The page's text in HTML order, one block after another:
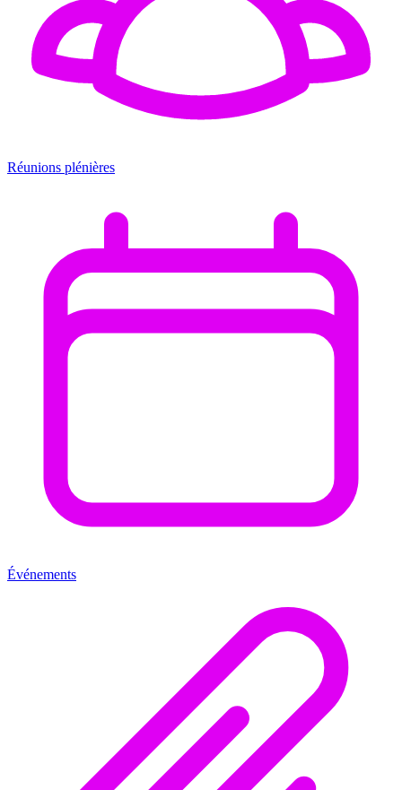
Réunions plénières
Événements